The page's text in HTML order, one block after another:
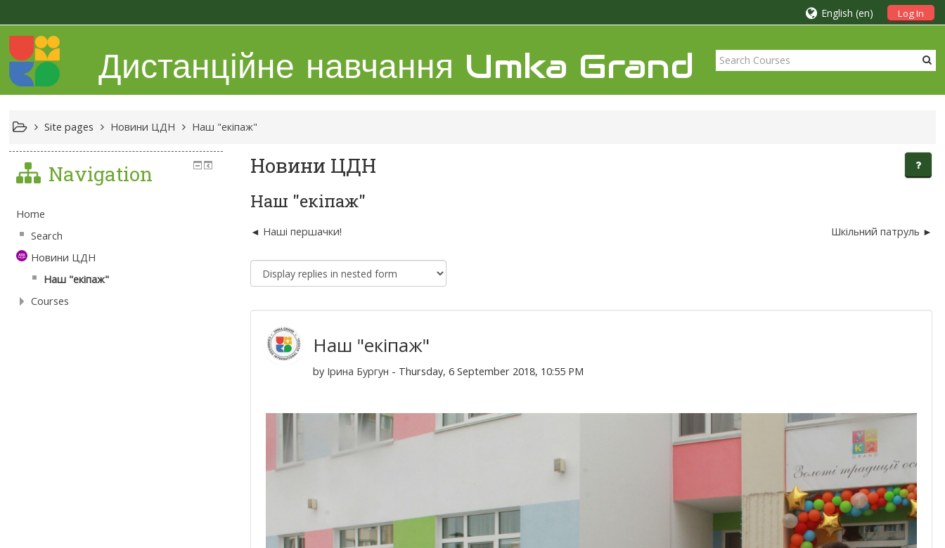
Log In
English ‎(en)‎
Дистанційне навчання Umka Grand
Site pages Новини ЦДН Наш "екіпаж"
Новини ЦДН
Наш "екіпаж"
Наші першачки! Шкільний патруль
Наш "екіпаж"
by Ірина Бургун - Thursday, 6 September 2018, 10:55 PM
Navigation
Home
Search
Новини ЦДН
Наш "екіпаж"
Courses